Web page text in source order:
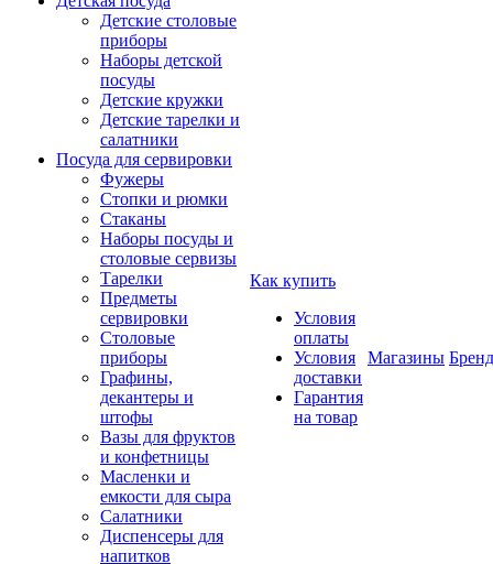
Детские столовые
приборы
Наборы детской
посуды
Детские кружки
Детские тарелки и
салатники
Посуда для сервировки
Фужеры
Стопки и рюмки
Стаканы
Наборы посуды и
столовые сервизы
Тарелки
Предметы
сервировки
Столовые
приборы
Графины,
декантеры и
штофы
Вазы для фруктов
и конфетницы
Масленки и
емкости для сыра
Салатники
Диспенсеры для
напитков
Как купить
Условия
оплаты
Условия
доставки
Гарантия
на товар
Магазины